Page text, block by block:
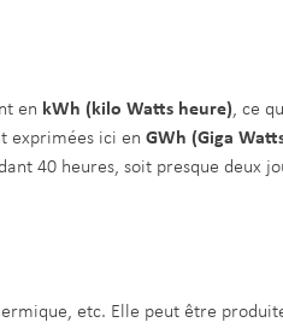
en kWh (kilo Watts heure), ce
exprimées ici en GWh (Giga
40 heures, soit presque deux
etc. Elle peut être